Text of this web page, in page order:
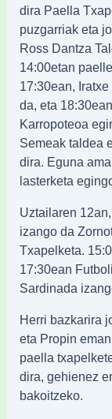
dira Paella
puzgarriak eta
Ross Dantza
14:00etan
17:30ean,
da, eta
Karropoteoa
Semeak taldea
dira. Eguna
lasterketa
Uztailaren
izango da
Txapelketa.
17:30ean
Sardinada
Herri bazkarira
eta Propin
paella
dira, gehienez
bakoitzeko.